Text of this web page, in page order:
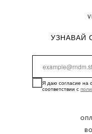
Я даю согласие на
соответствии с
УЗНАВАЙ